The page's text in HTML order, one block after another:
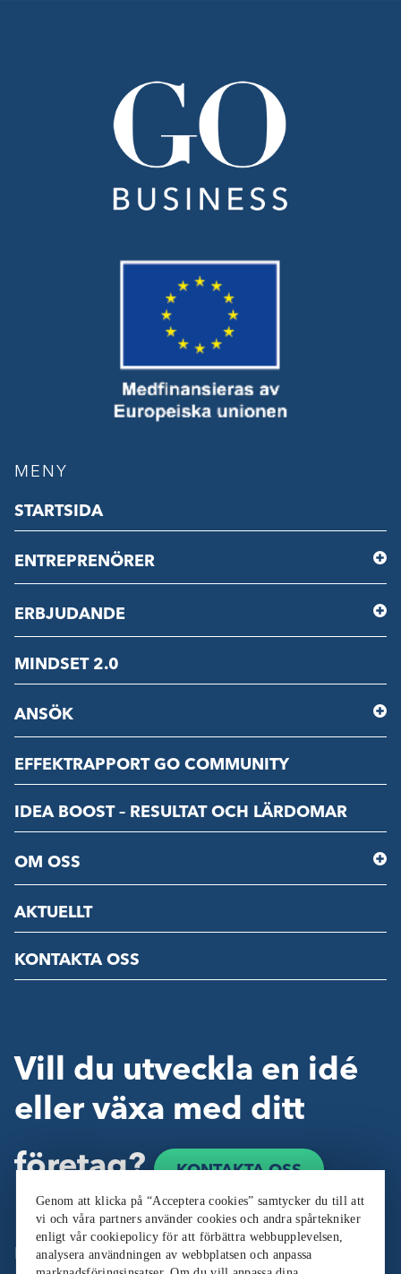
MENY
STARTSIDA
ENTREPRENÖRER
ERBJUDANDE
MINDSET 2.0
ANSÖK
EFFEKTRAPPORT GO COMMUNITY
IDEA BOOST – RESULTAT OCH LÄRDOMAR
OM OSS
AKTUELLT
KONTAKTA OSS
Vill du utveckla en idé
eller växa med ditt
företag?
KONTAKTA OSS
Följ oss:
Genom att klicka på “Acceptera cookies” samtycker du till att
vi och våra partners använder cookies och andra spårtekniker
enligt vår cookiepolicy för att förbättra webbupplevelsen,
analysera användningen av webbplatsen och anpassa